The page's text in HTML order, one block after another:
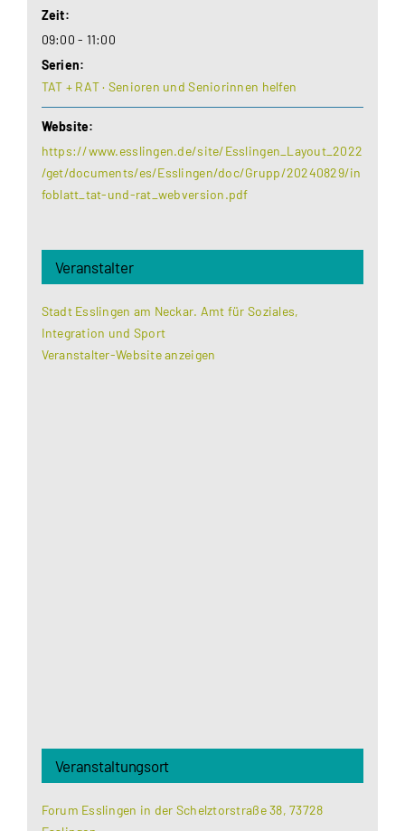
Zeit:
09:00 - 11:00
Serien:
TAT + RAT · Senioren und Seniorinnen helfen
Website:
https://www.esslingen.de/site/Esslingen_Layout_2022
/get/documents/es/Esslingen/doc/Grupp/20240829/in
foblatt_tat-und-rat_webversion.pdf
Veranstalter
Stadt Esslingen am Neckar. Amt für Soziales,
Integration und Sport
Veranstalter-Website anzeigen
Veranstaltungsort
Forum Esslingen in der Schelztorstraße 38, 73728